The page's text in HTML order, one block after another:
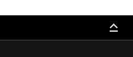
keyboard_capslock